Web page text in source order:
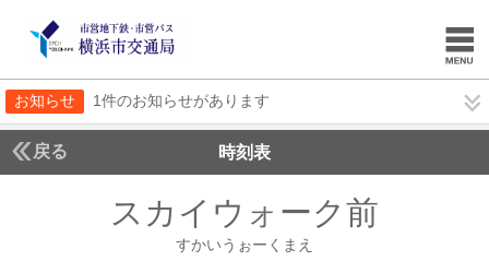
お知らせ 1件のお知らせがあります
戻る 時刻表
スカイウォーク前
すかいうぉーくまえ